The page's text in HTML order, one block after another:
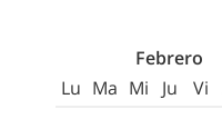
Febrero
Lu Ma Mi Ju Vi